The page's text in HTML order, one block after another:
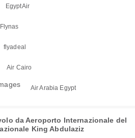
EgyptAir
Flynas
flyadeal
Air Cairo
Air Arabia Egypt
da Aeroporto Internazionale del
King Abdulaziz